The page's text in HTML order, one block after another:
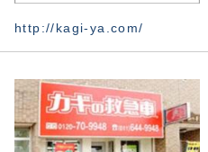
http://kagi-ya.com/